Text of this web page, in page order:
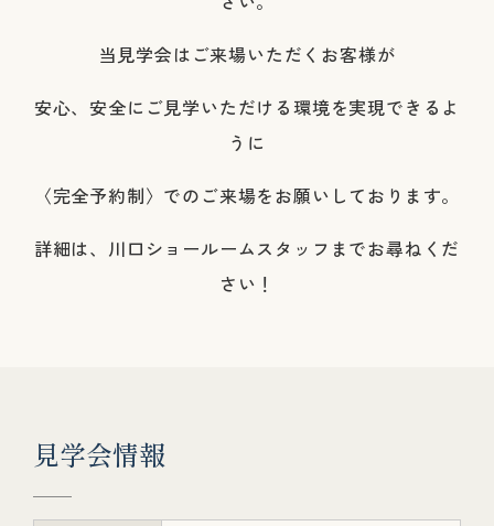
当見学会はご来場いただくお客様が
安心、安全にご見学いただける環境を実現できるよ
うに
〈完全予約制〉でのご来場をお願いしております。
詳細は、川口ショールームスタッフまでお尋ねくだ
さい！
見学会情報